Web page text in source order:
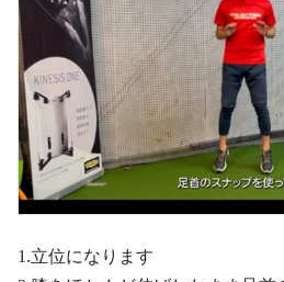
1.立位になります